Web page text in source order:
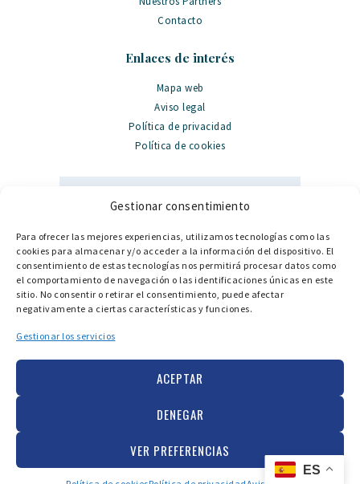
Gestionar consentimiento
Para ofrecer las mejores experiencias, utilizamos tecnologías como las
cookies para almacenar y/o acceder a la información del dispositivo. El
consentimiento de estas tecnologías nos permitirá procesar datos como
el comportamiento de navegación o las identificaciones únicas en este
sitio. No consentir o retirar el consentimiento, puede afectar
negativamente a ciertas características y funciones.
Gestionar los servicios
ACEPTAR
DENEGAR
VER PREFERENCIAS
Contacto
Enlaces de interés
Mapa web
Aviso legal
Política de privacidad
Política de cookies
Datos de contacto
PORT GINESTA, Local 324, 08860 Castelldefels
info@catamarancenter.com
+34 936 652 211
derechos reservados. |Diseño web en
ES